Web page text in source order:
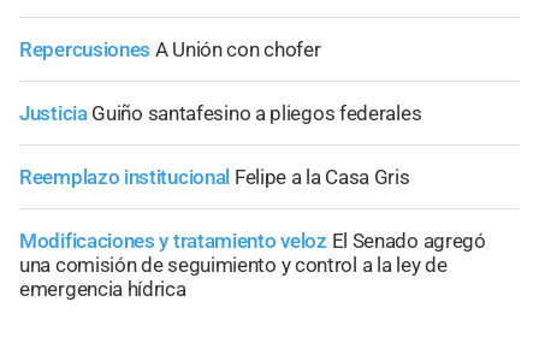
Repercusiones A Unión con chofer
Justicia Guiño santafesino a pliegos federales
Reemplazo institucional Felipe a la Casa Gris
Modificaciones y tratamiento veloz El Senado agregó
una comisión de seguimiento y control a la ley de
emergencia hídrica